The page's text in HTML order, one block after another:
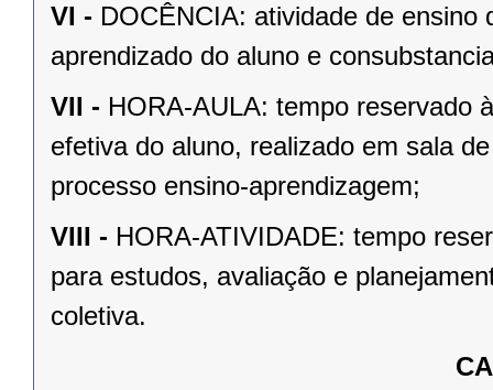
VI - DOCÊNCIA: atividade de ensino
aprendizado do aluno e
VII - HORA-AULA: tempo reservado
efetiva do aluno, realizado em sala
processo ensino-aprendizagem;
VIII - HORA-ATIVIDADE: tempo
para estudos, avaliação e
coletiva.